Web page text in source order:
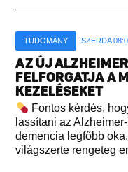
TUDOMÁNY SZERDA
AZ ÚJ
FELFORGATJA A
KEZELÉSEKET
Fontos kérdés,
lassítani az
demencia legfőbb
világszerte rengeteg